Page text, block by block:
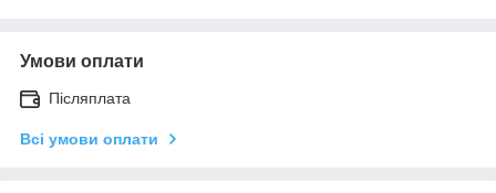
Умови оплати
Післяплата
Всі умови оплати